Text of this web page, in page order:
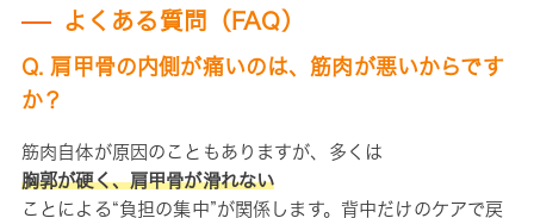
よくある質問（FAQ）
Q. 肩甲骨の内側が痛いのは、筋肉が悪いからです
か？
筋肉自体が原因のこともありますが、多くは
胸郭が硬く、肩甲骨が滑れない
ことによる“負担の集中”が関係します。背中だけのケアで戻